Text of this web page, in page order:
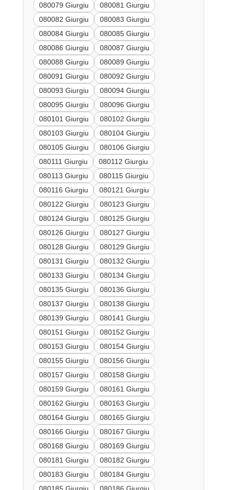
080079 Giurgiu
080081 Giurgiu
080082 Giurgiu
080083 Giurgiu
080084 Giurgiu
080085 Giurgiu
080086 Giurgiu
080087 Giurgiu
080088 Giurgiu
080089 Giurgiu
080091 Giurgiu
080092 Giurgiu
080093 Giurgiu
080094 Giurgiu
080095 Giurgiu
080096 Giurgiu
080101 Giurgiu
080102 Giurgiu
080103 Giurgiu
080104 Giurgiu
080105 Giurgiu
080106 Giurgiu
080111 Giurgiu
080112 Giurgiu
080113 Giurgiu
080115 Giurgiu
080116 Giurgiu
080121 Giurgiu
080122 Giurgiu
080123 Giurgiu
080124 Giurgiu
080125 Giurgiu
080126 Giurgiu
080127 Giurgiu
080128 Giurgiu
080129 Giurgiu
080131 Giurgiu
080132 Giurgiu
080133 Giurgiu
080134 Giurgiu
080135 Giurgiu
080136 Giurgiu
080137 Giurgiu
080138 Giurgiu
080139 Giurgiu
080141 Giurgiu
080151 Giurgiu
080152 Giurgiu
080153 Giurgiu
080154 Giurgiu
080155 Giurgiu
080156 Giurgiu
080157 Giurgiu
080158 Giurgiu
080159 Giurgiu
080161 Giurgiu
080162 Giurgiu
080163 Giurgiu
080164 Giurgiu
080165 Giurgiu
080166 Giurgiu
080167 Giurgiu
080168 Giurgiu
080169 Giurgiu
080181 Giurgiu
080182 Giurgiu
080183 Giurgiu
080184 Giurgiu